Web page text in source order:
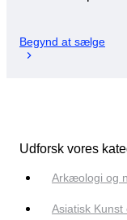
Begynd at sælge
Udforsk vores
Arkæologi og
Asiatisk